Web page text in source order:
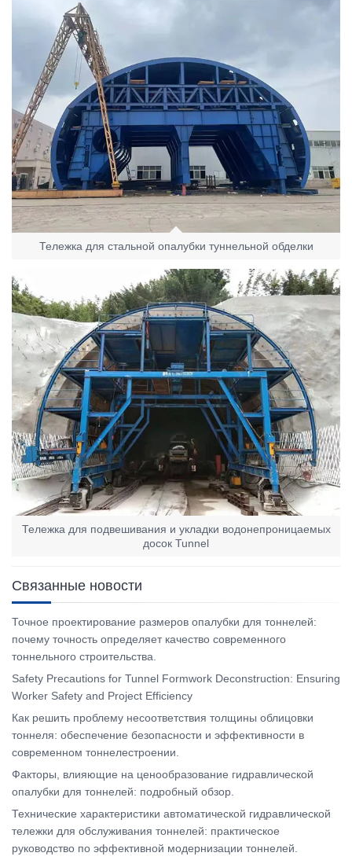
Тележка для стальной опалубки туннельной обделки
Тележка для подвешивания и укладки водонепроницаемых
досок Tunnel
Связанные новости
Точное проектирование размеров опалубки для тоннелей:
почему точность определяет качество современного
тоннельного строительства.
Safety Precautions for Tunnel Formwork Deconstruction: Ensuring
Worker Safety and Project Efficiency
Как решить проблему несоответствия толщины облицовки
тоннеля: обеспечение безопасности и эффективности в
современном тоннелестроении.
Факторы, влияющие на ценообразование гидравлической
опалубки для тоннелей: подробный обзор.
Технические характеристики автоматической гидравлической
тележки для обслуживания тоннелей: практическое
руководство по эффективной модернизации тоннелей.